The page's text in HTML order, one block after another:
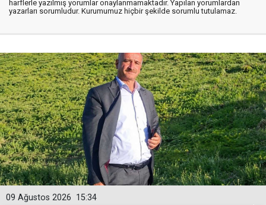
harflerle yazılmış yorumlar onaylanmamaktadır. Yapılan yorumlardan
yazarları sorumludur. Kurumumuz hiçbir şekilde sorumlu tutulamaz.
15:34
09 Ağustos 2026